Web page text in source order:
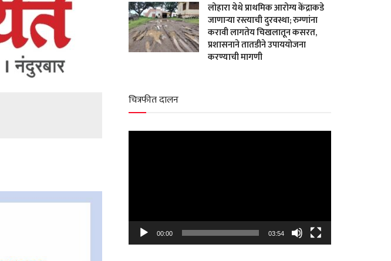
लोहारा येथे प्राथमिक आरोग्य केंद्राकडे
जाणाऱ्या रस्त्याची दुरवस्था; रुग्णांना
करावी लागतेय चिखलातून कसरत,
प्रशासनाने तातडीने उपाययोजना
करण्याची मागणी
चित्रफीत दालन
00:00 03:54